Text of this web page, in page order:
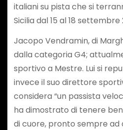
italiani su pista che si
Sicilia dal 15 al 18 settembre
Jacopo Vendramin, di
dalla categoria G4;
sportivo a Mestre. Lui si
invece il suo direttore
considera “un passista
ha dimostrato di tenere
di cuore, pronto sempre ad